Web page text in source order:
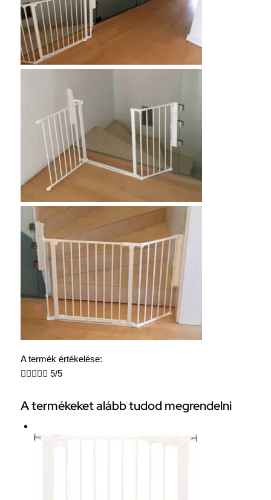
A termék értékelése:
 5/5
A termékeket alább tudod megrendelni